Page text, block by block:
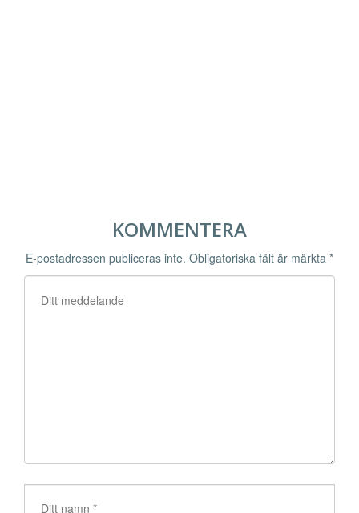
KOMMENTERA
E-postadressen publiceras inte. Obligatoriska fält är märkta *